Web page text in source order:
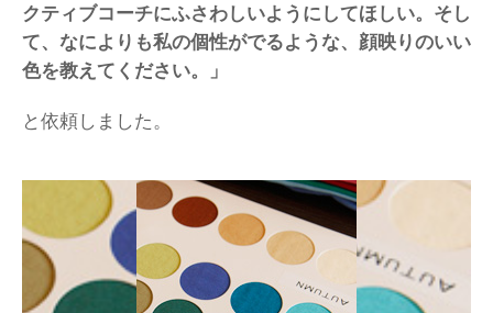
クティブコーチにふさわしいようにしてほしい。そし
て、なによりも私の個性がでるような、顔映りのいい
色を教えてください。」
と依頼しました。